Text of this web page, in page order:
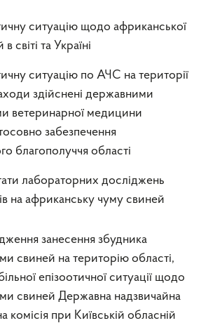
ситуацію щодо африканської
світі та Україні
ситуацію по АЧС на території
здійснені державними
ветеринарної медицини
забезпечення
благополуччя області
лабораторних досліджень
на африканську чуму свиней
занесення збудника
свиней на територію області,
епізоотичної ситуації щодо
свиней Державна надзвичайна
комісія при Київській обласній